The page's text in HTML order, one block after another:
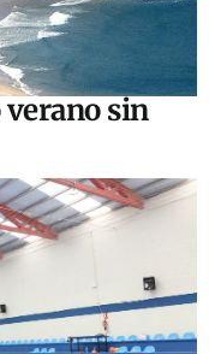
verano sin